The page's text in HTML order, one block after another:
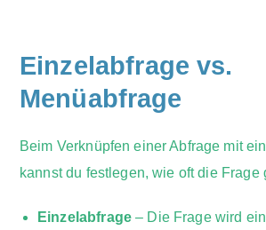
Einzelabfrage vs.
Menüabfrage
Beim Verknüpfen einer Abfrage mit
kannst du festlegen, wie oft die Frage
Einzelabfrage– Die Frage wird